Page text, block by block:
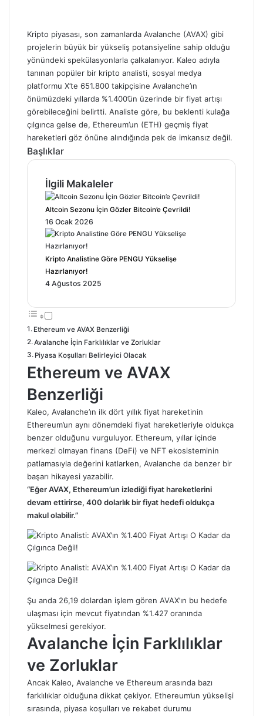
Kripto piyasası, son zamanlarda Avalanche (AVAX) gibi
projelerin büyük bir yükseliş potansiyeline sahip olduğu
yönündeki spekülasyonlarla çalkalanıyor. Kaleo adıyla
tanınan popüler bir kripto analisti, sosyal medya
platformu X’te 651.800 takipçisine Avalanche’ın
önümüzdeki yıllarda %1.400’ün üzerinde bir fiyat artışı
görebileceğini belirtti. Analiste göre, bu beklenti kulağa
çılgınca gelse de, Ethereum’un (ETH) geçmiş fiyat
hareketleri göz önüne alındığında pek de imkansız değil.
Başlıklar
İlgili Makaleler
Altcoin Sezonu İçin Gözler Bitcoin’e Çevrildi!
16 Ocak 2026
Kripto Analistine Göre PENGU Yükselişe
Hazırlanıyor!
4 Ağustos 2025
Ethereum ve AVAX Benzerliği
Avalanche İçin Farklılıklar ve Zorluklar
Piyasa Koşulları Belirleyici Olacak
Ethereum ve AVAX
Benzerliği
Kaleo, Avalanche’ın ilk dört yıllık fiyat hareketinin
Ethereum’un aynı dönemdeki fiyat hareketleriyle oldukça
benzer olduğunu vurguluyor. Ethereum, yıllar içinde
merkezi olmayan finans (DeFi) ve NFT ekosisteminin
patlamasıyla değerini katlarken, Avalanche da benzer bir
başarı hikayesi yazabilir.
“Eğer AVAX, Ethereum’un izlediği fiyat hareketlerini
devam ettirirse, 400 dolarlık bir fiyat hedefi oldukça
makul olabilir.”
Şu anda 26,19 dolardan işlem gören AVAX’ın bu hedefe
ulaşması için mevcut fiyatından %1.427 oranında
yükselmesi gerekiyor.
Avalanche İçin Farklılıklar
ve Zorluklar
Ancak Kaleo, Avalanche ve Ethereum arasında bazı
farklılıklar olduğuna dikkat çekiyor. Ethereum’un yükselişi
sırasında, piyasa koşulları ve rekabet durumu